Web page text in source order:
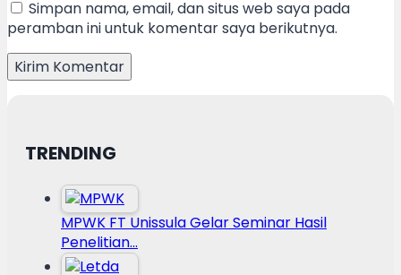
Simpan nama, email, dan situs web saya pada
peramban ini untuk komentar saya berikutnya.
TRENDING
MPWK FT Unissula Gelar Seminar Hasil
Penelitian…